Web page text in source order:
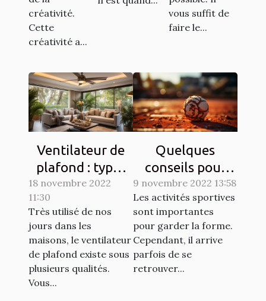
créativité.
Cette
créativité a...
vous suffit de
faire le...
Ventilateur de
plafond : types
et qualités
18 novembre 2022
11:30
Très utilisé de nos
jours dans les
maisons, le ventilateur
de plafond existe sous
plusieurs qualités.
Vous...
Quelques
conseils pour
lutter contre les
courbatures
engendrées par
le sport
9 novembre 2022 13:58
Les activités sportives
sont importantes
pour garder la forme.
Cependant, il arrive
parfois de se
retrouver...